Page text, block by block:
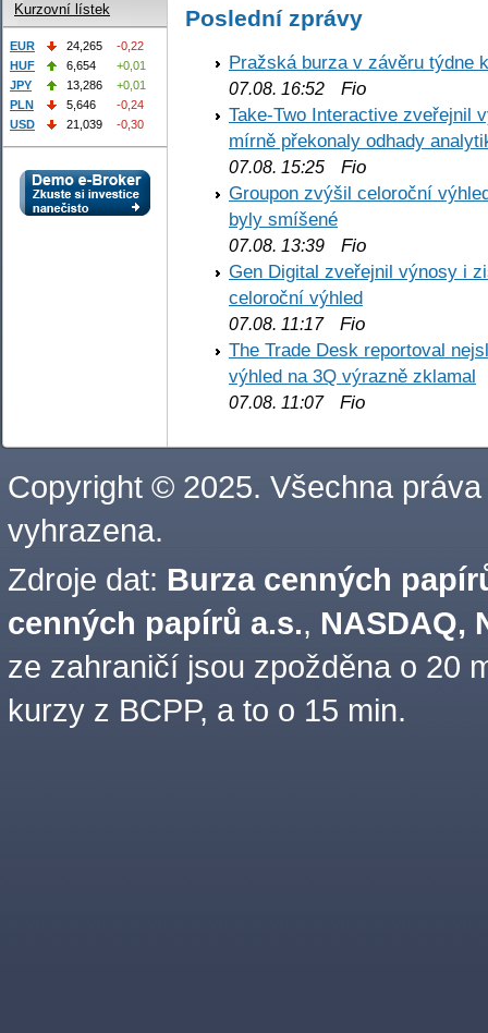
Poslední zprávy
Pražská burza v závěru týdne
07.08. 16:52 Fio
Take-Two Interactive zveřejnil
mírně překonaly odhady
07.08. 15:25 Fio
Groupon zvýšil celoroční
byly smíšené
07.08. 13:39 Fio
Gen Digital zveřejnil výnosy i
celoroční výhled
07.08. 11:17Fio
The Trade Desk reportoval
výhled na 3Q výrazně zklamal
07.08. 11:07Fio
Kurzovní lístek
EUR 24,265
-0,22
HUF
6,654
+0,01
JPY
13,286
+0,01
PLN
5,646
-0,24
USD
21,039 -0,30
Copyright © 2025. Všechna práva
vyhrazena.
Zdroje dat: Burza cenných
cenných papírů a.s., NASDAQ,
ze zahraničí jsou zpožděna o 20
kurzy z BCPP, a to o 15 min.